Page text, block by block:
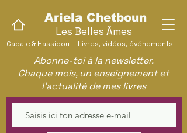
Cabale & Hassidout | Livres, vidéos, événements
Ariela Chetboun
Les Belles Âmes
Abonne-toi à la newsletter.
Chaque mois, un enseignement et
l'actualité de mes livres